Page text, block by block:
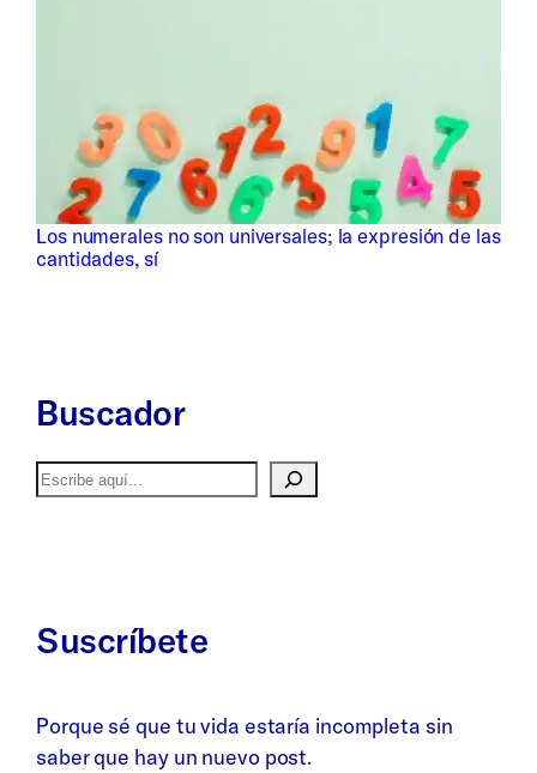
Los numerales no son universales; la expresión de las
cantidades, sí
Buscador
Buscar
Suscríbete
Porque sé que tu vida estaría incompleta sin
saber que hay un nuevo post.